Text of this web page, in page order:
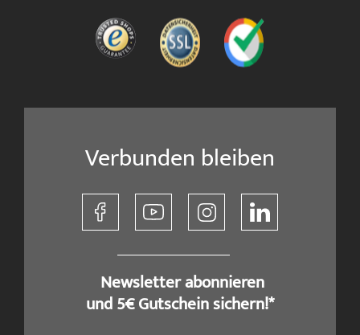
Verbunden bleiben
​ Newsletter abonnieren
und 5€ Gutschein sichern!*